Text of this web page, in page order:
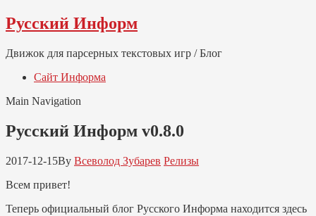
Skip
to
Skip
to
Русский Информ
Движок для парсерных текстовых игр / Блог
Сайт Информа
Main Navigation
Русский Информ v0.8.0
2017-12-15By Всеволод Зубарев Релизы
Всем привет!
Теперь официальный блог Русского Информа находится здесь